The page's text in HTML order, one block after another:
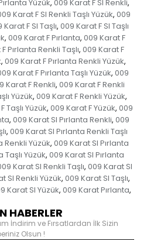
Yüzük, 009 Karat F SI Renkli,
Karat F SI Renkli Taşlı Yüzük, 009
Karat F SI Taşlı, 009 Karat F SI Taşlı
, 009 Karat F Pırlanta, 009 Karat F
Pırlanta Renkli Taşlı, 009 Karat F
, 009 Karat F Pırlanta Renkli Yüzük,
Karat F Pırlanta Taşlı Yüzük, 009
Karat F Renkli, 009 Karat F Renkli
Yüzük, 009 Karat F Renkli Yüzük,
Taşlı Yüzük, 009 Karat F Yüzük, 009
, 009 Karat SI Pırlanta Renkli, 009
, 009 Karat SI Pırlanta Renkli Taşlı
Renkli Yüzük, 009 Karat SI Pırlanta
Taşlı Yüzük, 009 Karat SI Pırlanta
Karat SI Renkli Taşlı, 009 Karat SI
SI Renkli Yüzük, 009 Karat SI Taşlı,
Karat SI Yüzük, 009 Karat Pırlanta,
HABERLER
İndirim ve Fırsatlardan İlk Sizin
Olsun !